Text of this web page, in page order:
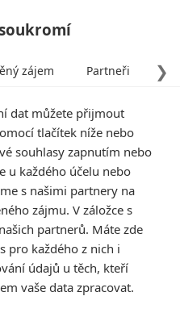
Chastise
(0)
Tintinova
dobrodružství: Další
velká výprava je v
❯
zájem Partneři
dat můžete přijmout
tlačítek níže nebo
souhlasy zapnutím nebo
u každého účelu nebo
s našimi partnery na
zájmu. V záložce s
partnerů. Máte zde
pro každého z nich i
údajů u těch, kteří
vaše data zpracovat.